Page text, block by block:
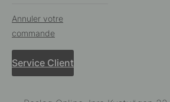
Annuler votre
commande
Service Client